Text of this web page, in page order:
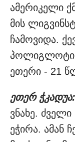
ამერიკელი
მის
ჩამოვიდა.
პოლიგლოტი,
ეთერი - 21
ეთერ ჭკადუა:
ვნახე.
ეჭირა. ამან